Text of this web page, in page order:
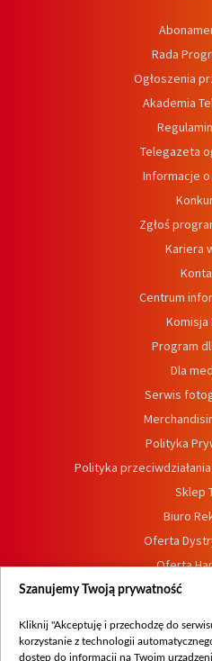
Rada
Ogłoszenia
Akademia
Telegazeta
Informacje
Zgłoś
Kariera
Centrum
Komisja
Program
Dla
Serwis
Polityka
Polityka
Sklep
Biuro
Oferta
Oferta
Procedura
Szanujemy Twoją prywatność
Kliknij "Akceptuję i przechodzę do
korzystanie z technologii
dostęp do informacji na Twoim